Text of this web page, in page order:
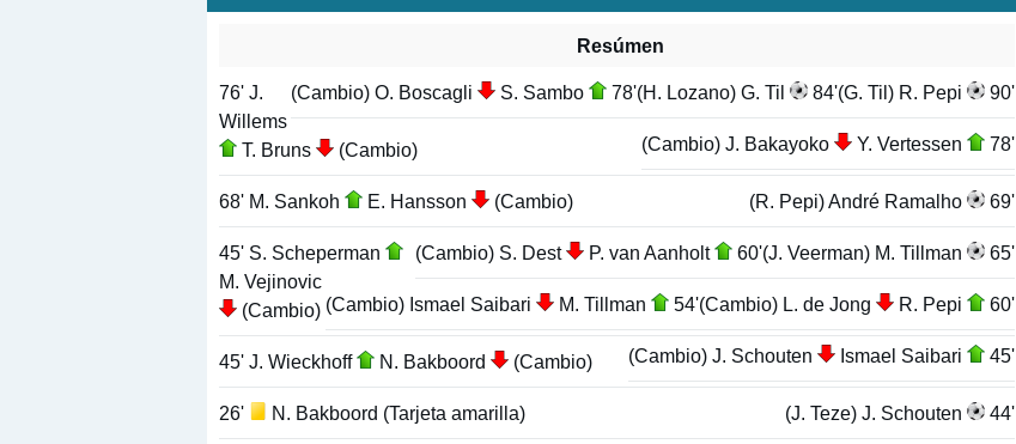
Resúmen
(G. Til) R. Pepi 90'
(H. Lozano) G. Til 84'
(Cambio) O. Boscagli S. Sambo 78'
(Cambio) J. Bakayoko Y. Vertessen 78'
76' J.
Willems
T. Bruns
(Cambio)
(R. Pepi) André Ramalho 69'
68' M. Sankoh E. Hansson (Cambio)
(J. Veerman) M. Tillman 65'
(Cambio) S. Dest P. van Aanholt 60'
(Cambio) L. de Jong R. Pepi 60'
(Cambio) Ismael Saibari M. Tillman 54'
(Cambio) J. Schouten Ismael Saibari 45'
45' S. Scheperman
M. Vejinovic
(Cambio)
45' J. Wieckhoff N. Bakboord (Cambio)
(J. Teze) J. Schouten 44'
26' N. Bakboord (Tarjeta amarilla)